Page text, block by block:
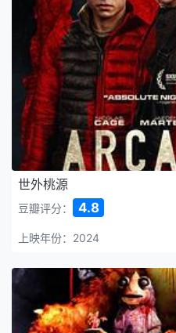
世外桃源
豆瓣评分： 4.8
上映年份：2024